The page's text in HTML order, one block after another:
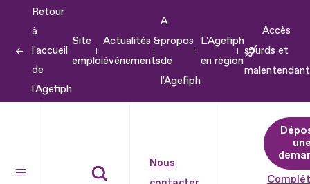
contenu
Retour
à
l'accueil
de
l'Agefiph
Site
emploi
Actualités &
événements
A
propos
de
l'Agefiph
L'Agefiph
en région
Accès
sourds et
Nous